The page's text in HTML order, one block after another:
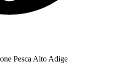
Pesca Alto Adige